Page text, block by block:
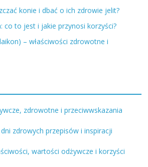
konie i dbać o ich zdrowie jelit?
co to jest i jakie przynosi korzyści?
– właściwości zdrowotne i
zdrowotne i przeciwwskazania
dni zdrowych przepisów i inspiracji
wartości odżywcze i korzyści